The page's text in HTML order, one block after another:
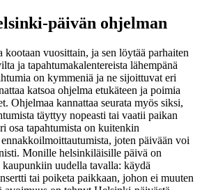
päivän ohjelman
vuosittain, ja sen löytää parhaiten
ja tapahtumakalentereista lähempänä
on kymmeniä ja ne sijoittuvat eri
katsoa ohjelma etukäteen ja poimia
Ohjelmaa kannattaa seurata myös siksi,
täyttyy nopeasti tai vaatii paikan
osa tapahtumista on kuitenkin
joten päivään voi
Monille helsinkiläisille päivä on
kaupunkiin uudella tavalla: käydä
tai poiketa paikkaan, johon ei muuten